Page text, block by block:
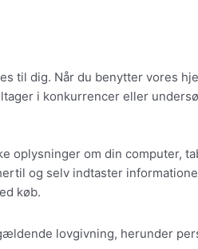
til dig. Når du benytter vores
i konkurrencer eller
om din computer,
og selv indtaster
køb.
lovgivning, herunder